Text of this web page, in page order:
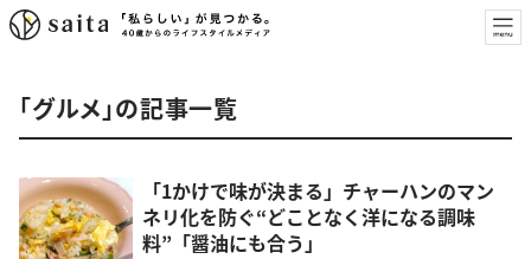
「グルメ」の記事一覧
「1かけで味が決まる」チャーハンのマン
ネリ化を防ぐ“どことなく洋になる調味
料”「醤油にも合う」